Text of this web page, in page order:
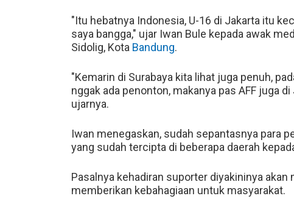
"Itu hebatnya Indonesia, U-16 di Jakarta itu
saya bangga," ujar Iwan Bule kepada awak
Sidolig, Kota Bandung.
"Kemarin di Surabaya kita lihat juga penuh,
nggak ada penonton, makanya pas AFF juga
ujarnya.
Iwan menegaskan, sudah sepantasnya para
yang sudah tercipta di beberapa daerah
Pasalnya kehadiran suporter diyakininya
memberikan kebahagiaan untuk masyarakat.